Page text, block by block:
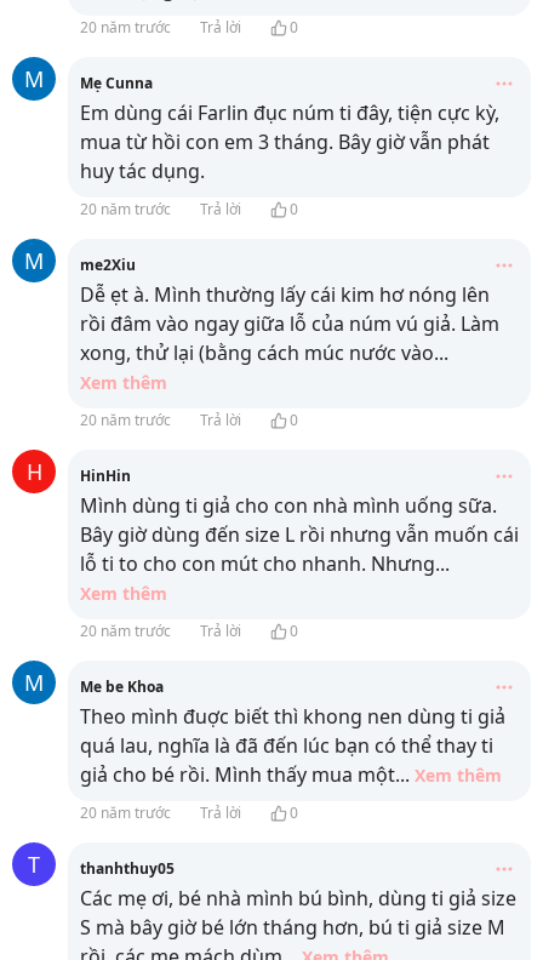
20 năm trước Trả lời 0
M Mẹ Cunna
Em dùng cái Farlin đục núm ti đây, tiện cực kỳ,
mua từ hồi con em 3 tháng. Bây giờ vẫn phát
huy tác dụng.
20 năm trước Trả lời 0
M me2Xiu
Dễ ẹt à. Mình thường lấy cái kim hơ nóng lên
rồi đâm vào ngay giữa lỗ của núm vú giả. Làm
xong, thử lại (bằng cách múc nước vào...
Xem thêm
20 năm trước Trả lời 0
H HinHin
Mình dùng ti giả cho con nhà mình uống sữa.
Bây giờ dùng đến size L rồi nhưng vẫn muốn cái
lỗ ti to cho con mút cho nhanh. Nhưng...
Xem thêm
20 năm trước Trả lời 0
M Me be Khoa
Theo mình đuợc biết thì khong nen dùng ti giả
quá lau, nghĩa là đã đến lúc bạn có thể thay ti
giả cho bé rồi. Mình thấy mua một... Xem thêm
20 năm trước Trả lời 0
T thanhthuy05
Các mẹ ơi, bé nhà mình bú bình, dùng ti giả size
S mà bây giờ bé lớn tháng hơn, bú ti giả size M